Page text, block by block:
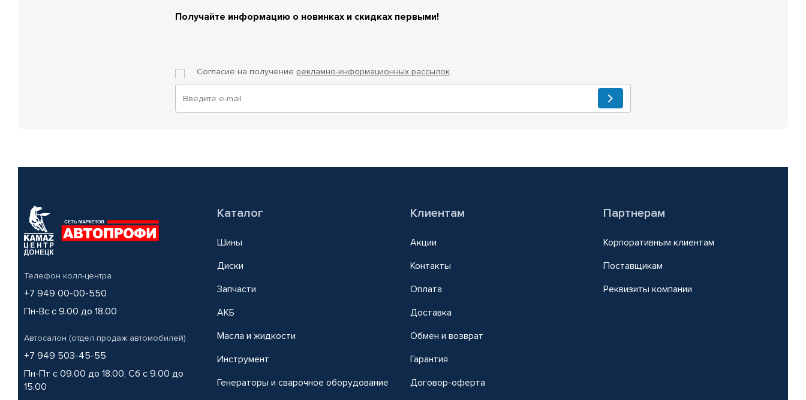
Получайте информацию о новинках и скидках первыми!
Согласие на получение рекламно-информационных рассылок
Телефон колл-центра
+7 949 00-00-550
Пн-Вс с 9.00 до 18.00
Автосалон (отдел продаж автомобилей)
+7 949 503-45-55
Пн-Пт с 09.00 до 18.00, Сб с 9.00 до
15.00
Каталог
Шины
Диски
Запчасти
АКБ
Масла и жидкости
Инструмент
Генераторы и сварочное оборудование
Клиентам
Акции
Контакты
Оплата
Доставка
Обмен и возврат
Гарантия
Договор-оферта
Партнерам
Корпоративным клиентам
Поставщикам
Реквизиты компании